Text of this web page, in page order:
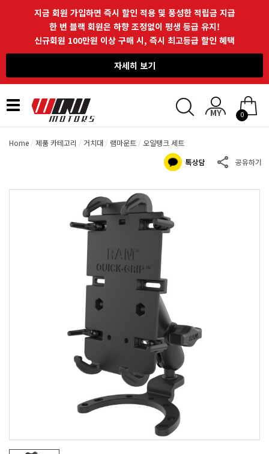
지금 회원 가입하면 즉시 할인 적용 및 풍성한 적립금 지급
한 번 블랙 회원은 하향 조정없이 평생 등급 유지!
신규회원 100만원 이상 구매 시, 즉시 최고등급 할인 혜택
자세히 보기
Toggle
navigation
0
Home 제품 카테고리 거치대 램마운트 오일탱크 세트